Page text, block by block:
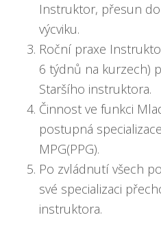
Instruktor, přesun
výcviku.
Roční praxe
6 týdnů na kurzech)
Staršího instruktora.
Činnost ve funkci
postupná
MPG(PPG).
Po zvládnutí všech
své specializaci
instruktora.